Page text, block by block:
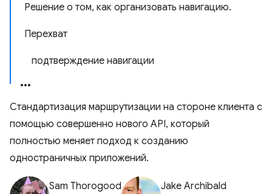
Решение о том, как организовать навигацию.
Перехват
подтверждение навигации
Стандартизация маршрутизации на стороне клиента с
помощью совершенно нового API, который
полностью меняет подход к созданию
одностраничных приложений.
Sam Thorogood Jake Archibald